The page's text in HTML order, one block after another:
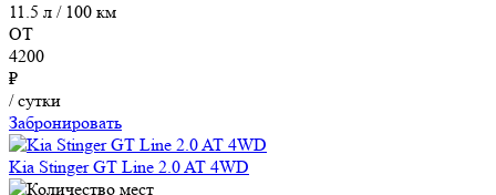
11.5 л / 100 км
ОТ
4200
₽
/ сутки
Забронировать
Kia Stinger GT Line 2.0 AT 4WD